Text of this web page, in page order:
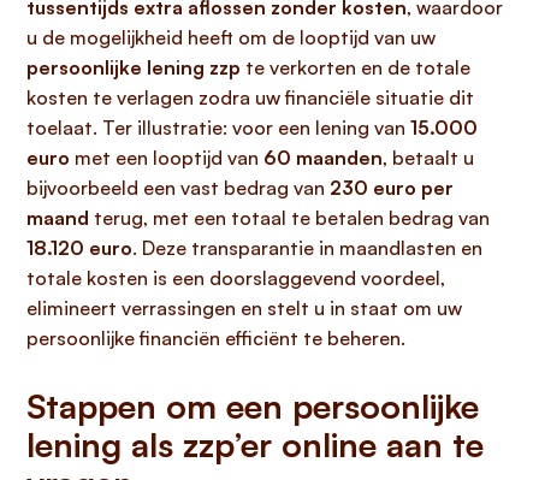
tussentijds extra aflossen zonder kosten, waardoor
u de mogelijkheid heeft om de looptijd van uw
persoonlijke lening zzp te verkorten en de totale
kosten te verlagen zodra uw financiële situatie dit
toelaat. Ter illustratie: voor een lening van 15.000
euro met een looptijd van 60 maanden, betaalt u
bijvoorbeeld een vast bedrag van 230 euro per
maand terug, met een totaal te betalen bedrag van
18.120 euro. Deze transparantie in maandlasten en
totale kosten is een doorslaggevend voordeel,
elimineert verrassingen en stelt u in staat om uw
persoonlijke financiën efficiënt te beheren.
Stappen om een persoonlijke
lening als zzp’er online aan te